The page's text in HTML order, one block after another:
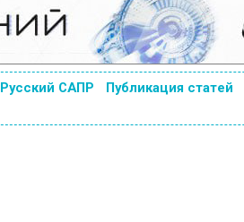
Русский САПР Публикация статей